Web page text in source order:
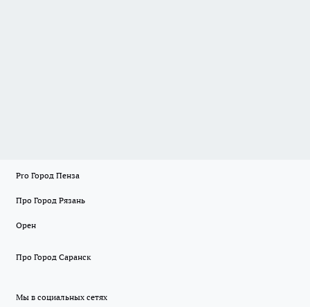
Pro Город Пенза
Про Город Рязань
Орен
Про Город Саранск
Мы в социальных сетях